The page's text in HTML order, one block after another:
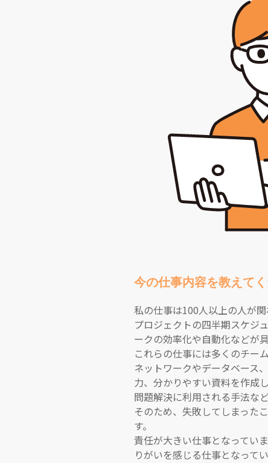
今の仕事内容を教えて
私の仕事は100人以上の人が
プロジェクトの四半期スケジ
ークの効率化や自動化などが
これらの仕事には多くのチー
ネットワークやデータベース
力、分かりやすい資料を作成
問題解決に利用される手法な
そのため、失敗してしまった
す。
責任が大きい仕事となってい
りがいを感じる仕事となってい